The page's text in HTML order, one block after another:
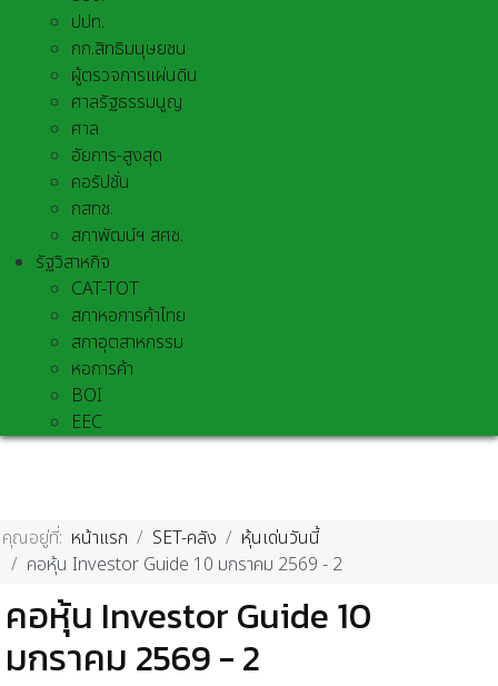
ปปท.
กก.สิทธิมนุษยชน
ผู้ตรวจการแผ่นดิน
ศาลรัฐธรรมนูญ
ศาล
อัยการ-สูงสุด
คอรัปชั่น
กสทช.
สภาพัฒน์ฯ สศช.
รัฐวิสาหกิจ
CAT-TOT
สภาหอการค้าไทย
สภาอุตสาหกรรม
หอการค้า
BOI
EEC
คุณอยู่ที่: หน้าแรก SET-คลัง
หุ้นเด่นวันนี้
คอหุ้น Investor Guide 10 มกราคม 2569 - 2
คอหุ้น Investor Guide 10
มกราคม 2569 - 2